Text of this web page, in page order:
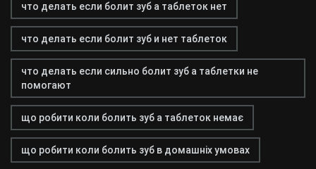
что делать если болит зуб а таблеток нет
что делать если болит зуб и нет таблеток
что делать если сильно болит зуб а таблетки не
помогают
що робити коли болить зуб а таблеток немає
що робити коли болить зуб в домашніх умовах